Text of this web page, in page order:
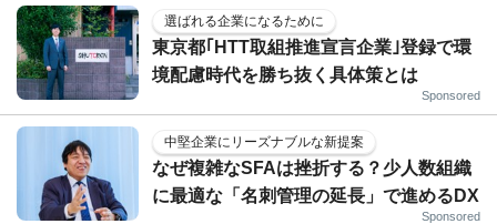
選ばれる企業になるために
東京都｢HTT取組推進宣言企業｣登録で環
境配慮時代を勝ち抜く具体策とは
Sponsored
中堅企業にリーズナブルな新提案
なぜ複雑なSFAは挫折する？少人数組織
に最適な「名刺管理の延長」で進めるDX
Sponsored